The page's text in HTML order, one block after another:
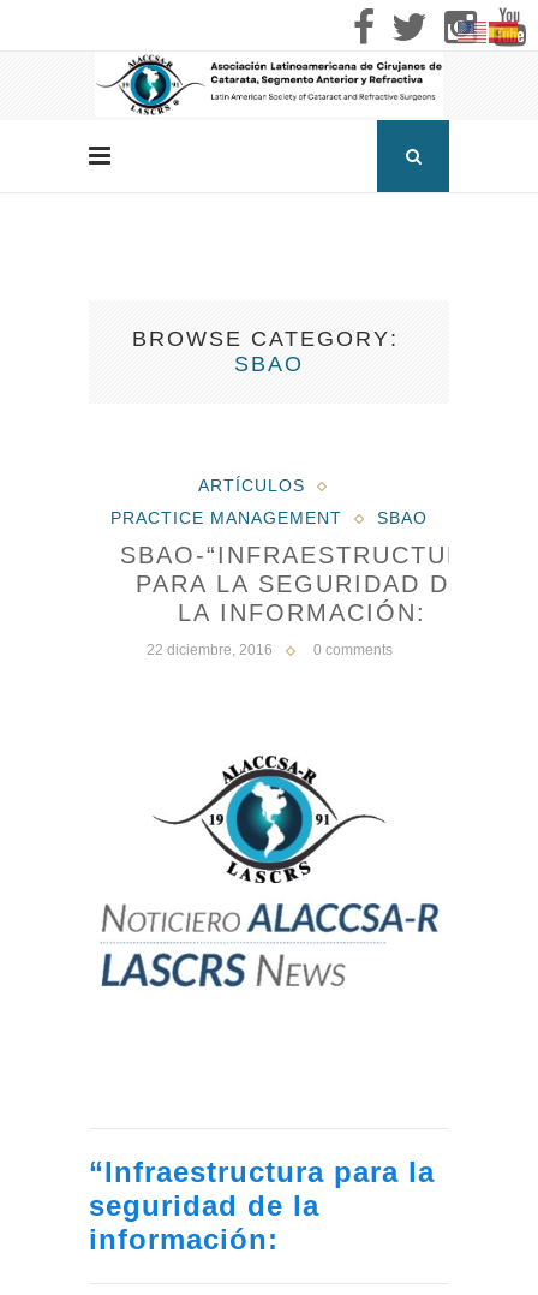
BROWSE CATEGORY
SBAO
ARTÍCULOS
PRACTICE MANAGEMENT
SBAO
SBAO-“INFRAESTRUCTURA
PARA LA SEGURIDAD DE
LA INFORMACIÓN:
22 diciembre, 2016 0 comments
“Infraestructura para la
seguridad de la
información: